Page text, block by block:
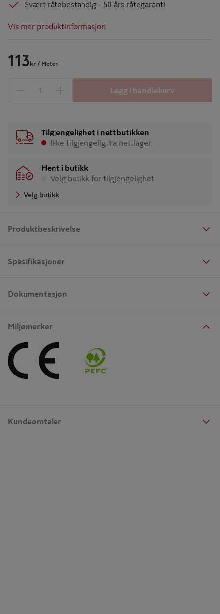
Svært råtebestandig - 50 års råtegaranti
Vis mer produktinformasjon
113 kr / Meter
1 produkter
Legg i handlekurv
Tilgjengelighet i nettbutikken
Ikke tilgjengelig fra nettlager
Hent i butikk
Velg butikk for tilgjengelighet
Velg butikk
Produktbeskrivelse
Spesifikasjoner
Dokumentasjon
Miljømerker
Kundeomtaler